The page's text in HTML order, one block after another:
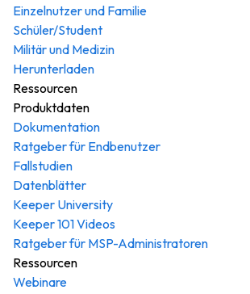
Einzelnutzer und Familie
Schüler/Student
Militär und Medizin
Herunterladen
Ressourcen
Produktdaten
Dokumentation
Ratgeber für Endbenutzer
Fallstudien
Datenblätter
Keeper University
Keeper 101 Videos
Ratgeber für MSP-Administratoren
Ressourcen
Webinare